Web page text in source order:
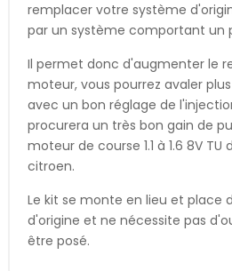
remplacer votre système
par un système comportant un
Il permet donc d'augmenter le
moteur, vous pourrez avaler
avec un bon réglage de
procurera un très bon gain de
moteur de course 1.1 à 1.6 8V
citroen.
Le kit se monte en lieu et place
d'origine et ne nécessite pas
être posé.